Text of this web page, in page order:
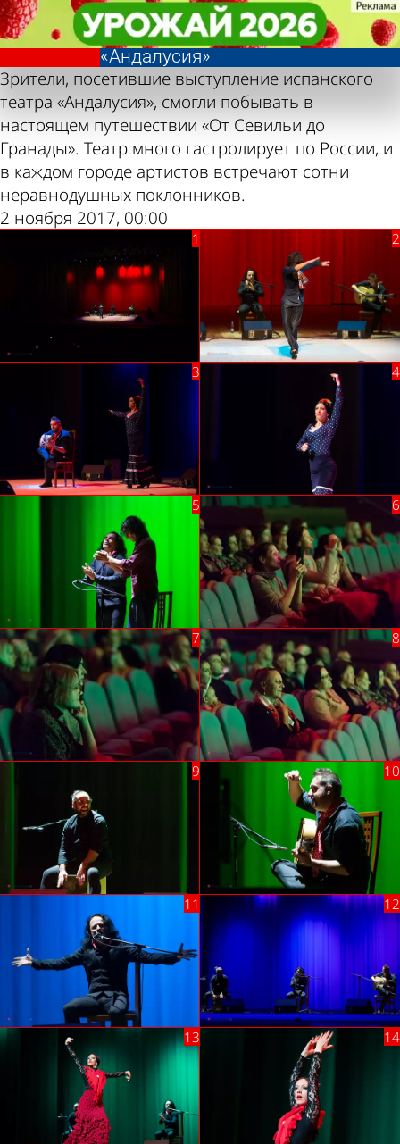
Выступление
театра
«Андалусия»
Фотолента,
«Культура»
Зрители, посетившие выступление испанского
театра «Андалусия», смогли побывать в
настоящем путешествии «От Севильи до
Гранады». Театр много гастролирует по России, и
в каждом городе артистов встречают сотни
неравнодушных поклонников.
2 ноября 2017, 00:00
Выступление
театра
«Андалусия»
Фотолента,
«Культура»